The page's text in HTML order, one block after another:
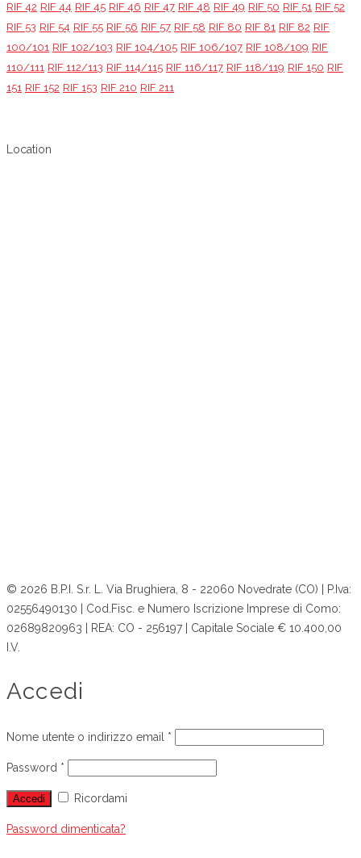
RIF 42 RIF 44 RIF 45 RIF 46 RIF 47 RIF 48 RIF 49 RIF 50 RIF 51 RIF 52
RIF 53 RIF 54 RIF 55 RIF 56 RIF 57 RIF 58 RIF 80 RIF 81 RIF 82 RIF
100/101 RIF 102/103 RIF 104/105 RIF 106/107 RIF 108/109 RIF
110/111 RIF 112/113 RIF 114/115 RIF 116/117 RIF 118/119 RIF 150 RIF
151 RIF 152 RIF 153 RIF 210 RIF 211
Location
© 2026 B.P.I. S.r. L. Via Brughiera, 8 - 22060 Novedrate (CO) | P.Iva:
02556490130 | Cod.Fisc. e Numero Iscrizione Imprese di Como:
02689820963 | REA: CO - 256197 | Capitale Sociale € 10.400,00
I.V.
Accedi
Nome utente o indirizzo email *
Password *
Accedi Ricordami
Password dimenticata?